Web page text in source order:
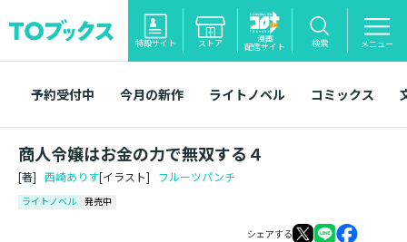
特設サイト ストア 漫画
配信サイト 検索 メニュー
予約受付中 今月の新作 ライトノベル コミックス
商人令嬢はお金の力で無双する４
[著] 西崎ありす[イラスト] フルーツパンチ
ライトノベル 発売中
シェアする